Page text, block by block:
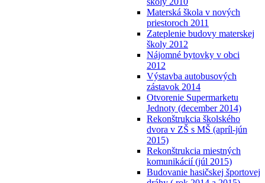
Materská škola v nových
priestoroch 2011
Zateplenie budovy materskej
školy 2012
Nájomné bytovky v obci
2012
Výstavba autobusových
zástavok 2014
Otvorenie Supermarketu
Jednoty (december 2014)
Rekonštrukcia školského
dvora v ZŠ s MŠ (apríl-jún
2015)
Rekonštrukcia miestných
komunikácií (júl 2015)
Budovanie hasičskej športovej